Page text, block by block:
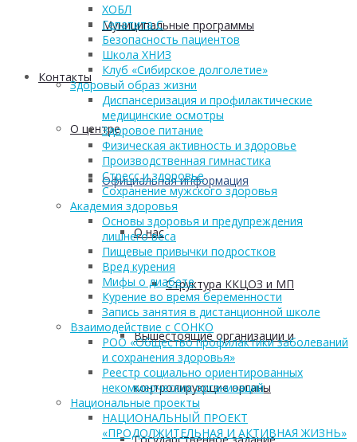
Муниципальные программы
Контакты
О центре
Официальная информация
О нас
Структура ККЦОЗ и МП
Вышестоящие организации и
контролирующие органы
ХОБЛ
Гепатита С
Безопасность пациентов
Школа ХНИЗ
Клуб «Сибирское долголетие»
Здоровый образ жизни
Диспансеризация и профилактические
медицинские осмотры
Здоровое питание
Физическая активность и здоровье
Производственная гимнастика
Стресс и здоровье
Сохранение мужского здоровья
Академия здоровья
Основы здоровья и предупреждения
лишнего веса
Пищевые привычки подростков
Вред курения
Мифы о диабете
Курение во время беременности
Запись занятия в дистанционной школе
Взаимодействие с СОНКО
РОО «Общество профилактики заболеваний
и сохранения здоровья»
Реестр социально ориентированных
некоммерческих организаций
Национальные проекты
НАЦИОНАЛЬНЫЙ ПРОЕКТ
«ПРОДОЛЖИТЕЛЬНАЯ И АКТИВНАЯ ЖИЗНЬ»